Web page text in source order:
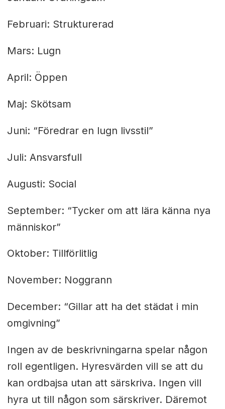
Februari: Strukturerad
Mars: Lugn
April: Öppen
Maj: Skötsam
Juni: “Föredrar en lugn livsstil”
Juli: Ansvarsfull
Augusti: Social
September: “Tycker om att lära känna nya
människor”
Oktober: Tillförlitlig
November: Noggrann
December: “Gillar att ha det städat i min
omgivning”
Ingen av de beskrivningarna spelar någon
roll egentligen. Hyresvärden vill se att du
kan ordbajsa utan att särskriva. Ingen vill
hyra ut till någon som särskriver. Däremot